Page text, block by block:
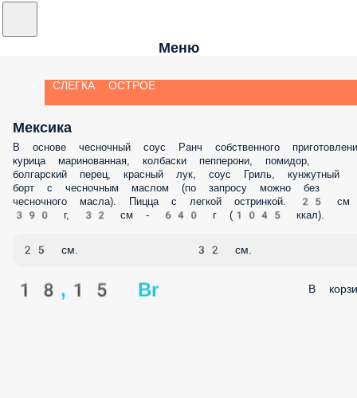
Меню
СЛЕГКА ОСТРОЕ
Мексика
В основе чесночный соус Ранч собственного
курица маринованная, колбаски пепперони, помидор,
болгарский перец, красный лук, соус Гриль, кунжутный
борт с чесночным маслом (по запросу можно без
чесночного масла). Пицца с легкой остринкой. 25
390 г, 32 см - 640 г (1045 ккал).
25 см. 32 см.
18,15 Br В